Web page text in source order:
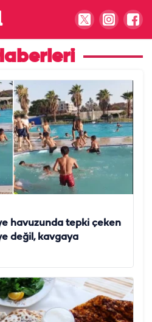
havuzunda tepki çeken
değil, kavgaya